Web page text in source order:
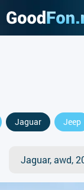
Jaguar Jeep
Jaguar, awd,